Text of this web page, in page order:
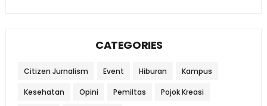
CATEGORIES
Citizen Jurnalism Event Hiburan Kampus
Kesehatan Opini Pemiltas Pojok Kreasi